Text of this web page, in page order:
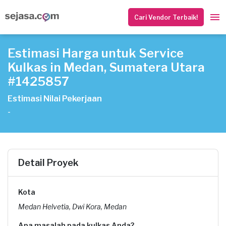
Cari Vendor Terbaik!
Estimasi Harga untuk Service
Kulkas in Medan, Sumatera Utara
#1425857
Estimasi Nilai Pekerjaan
-
Detail Proyek
Kota
Medan Helvetia, Dwi Kora, Medan